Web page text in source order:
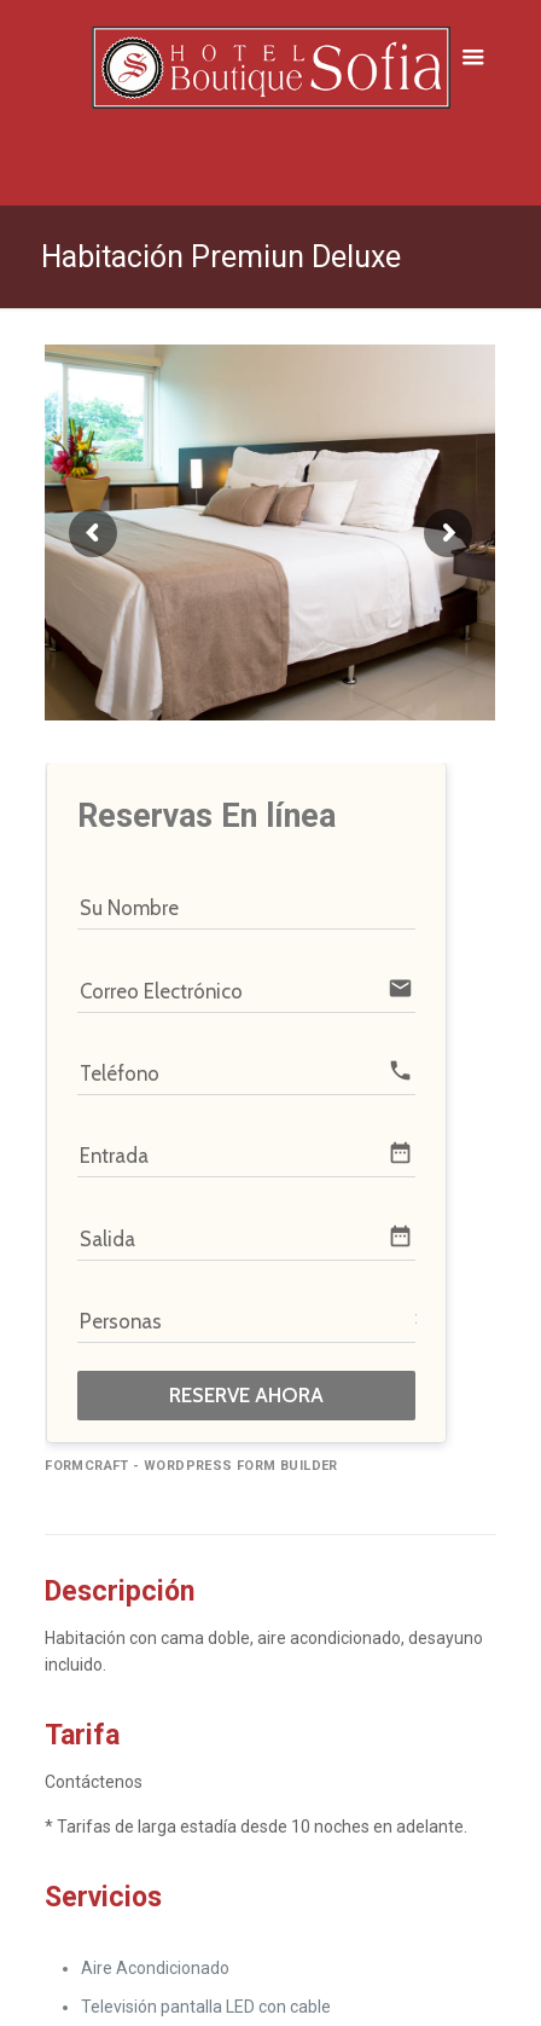
Habitación Premiun Deluxe
Reservas En línea
Su Nombre
Correo Electrónico email
Teléfono phone
Entrada date_range
Salida date_range
Personas
RESERVE AHORA
FORMCRAFT - WORDPRESS FORM BUILDER
Descripción
Habitación con cama doble, aire acondicionado, desayuno
incluido.
Tarifa
Contáctenos
* Tarifas de larga estadía desde 10 noches en adelante.
Servicios
Aire Acondicionado
Televisión pantalla LED con cable